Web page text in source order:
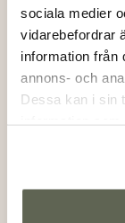
sociala medier
vidarebefordrar
information från
annons- och
Dessa kan i sin